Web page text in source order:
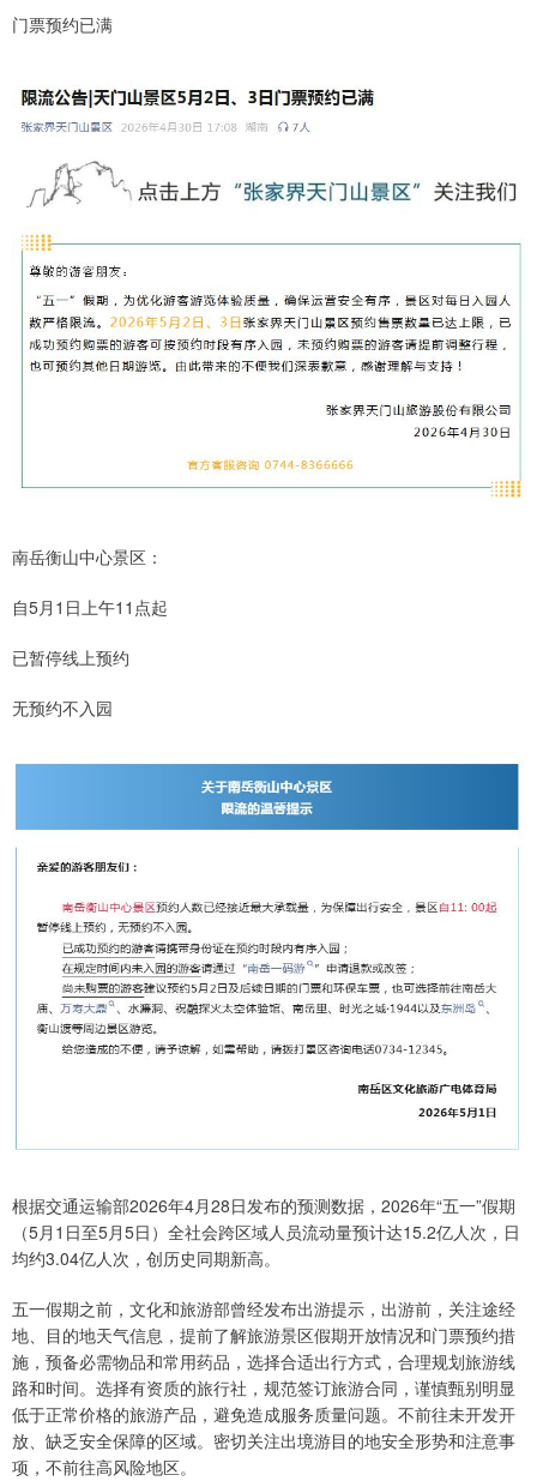
门票预约已满
南岳衡山中心景区：
自5月1日上午11点起
已暂停线上预约
无预约不入园
根据交通运输部2026年4月28日发布的预测数据，2026年“五一”假期
（5月1日至5月5日）全社会跨区域人员流动量预计达15.2亿人次，日
均约3.04亿人次，创历史同期新高。
五一假期之前，文化和旅游部曾经发布出游提示，出游前，关注途经
地、目的地天气信息，提前了解旅游景区假期开放情况和门票预约措
施，预备必需物品和常用药品，选择合适出行方式，合理规划旅游线
路和时间。选择有资质的旅行社，规范签订旅游合同，谨慎甄别明显
低于正常价格的旅游产品，避免造成服务质量问题。不前往未开发开
放、缺乏安全保障的区域。密切关注出境游目的地安全形势和注意事
项，不前往高风险地区。